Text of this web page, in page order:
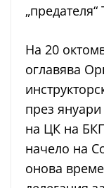
На 20
оглавява
през януари
на ЦК на
начело на
онова